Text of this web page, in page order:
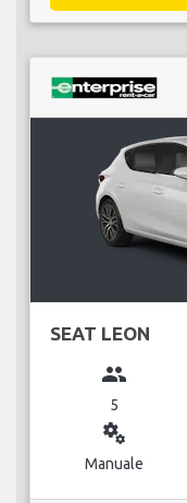
SEAT LEON
group
5
miscellaneous_services
Manuale